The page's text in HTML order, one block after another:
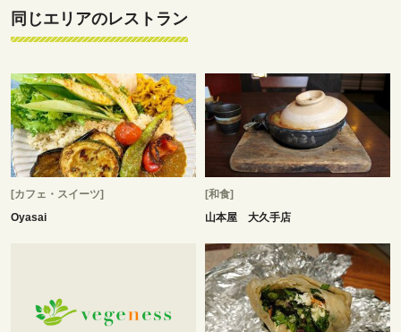
同じエリアのレストラン
[カフェ・スイーツ]
Oyasai
[和食]
山本屋 大久手店